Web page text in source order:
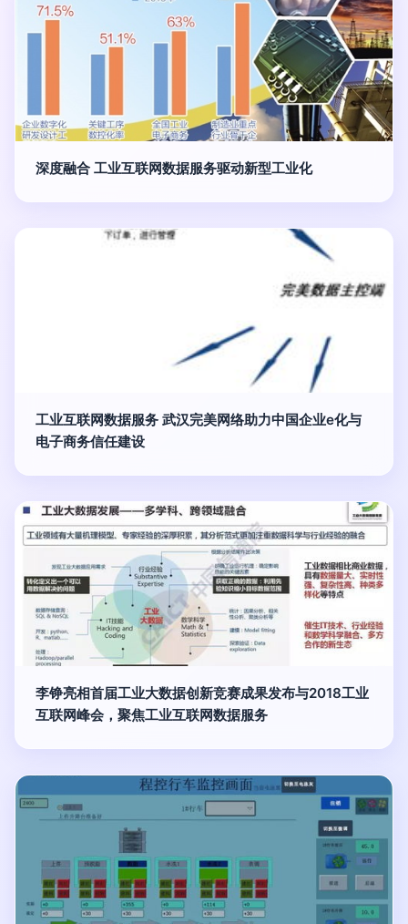
深度融合 工业互联网数据服务驱动新型工业化
工业互联网数据服务 武汉完美网络助力中国企业e化与
电子商务信任建设
李铮亮相首届工业大数据创新竞赛成果发布与2018工业
互联网峰会，聚焦工业互联网数据服务